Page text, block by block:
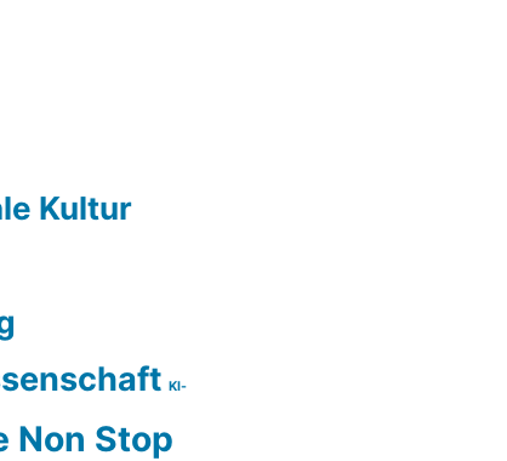
Kultur
KI-
Non Stop